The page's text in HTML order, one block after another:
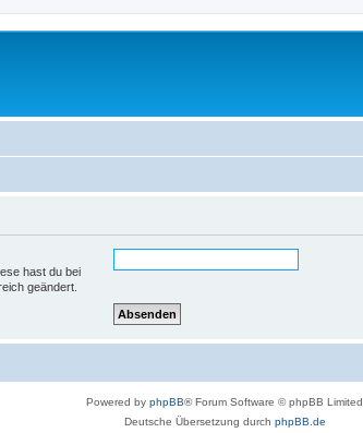
hast du bei
geändert.
Powered by phpBB® Forum Software © phpBB Limited
Deutsche Übersetzung durch phpBB.de